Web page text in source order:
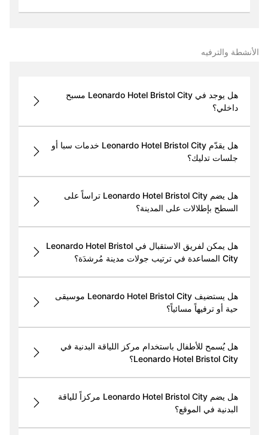
الأنشطة والترفيه
هل يوجد في Leonardo Hotel Bristol City مسبح
داخلي؟
هل يقدّم Leonardo Hotel Bristol City خدمات سبا أو
جلسات تدليك؟
هل يضم Leonardo Hotel Bristol City تراساً على
السطح بإطلالات على المدينة؟
هل يمكن لفريق الاستقبال في Leonardo Hotel Bristol
City المساعدة في ترتيب جولات مدينة مُرشدَة؟
هل يستضيف Leonardo Hotel Bristol City موسيقى
حية أو ترفيهاً مسائياً؟
هل يُسمح للأطفال باستخدام مركز اللياقة البدنية في
Leonardo Hotel Bristol City؟
هل يضم Leonardo Hotel Bristol City مركزاً للياقة
البدنية في الموقع؟